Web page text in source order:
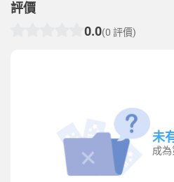
評價
0.0(0 評價)
未
成為